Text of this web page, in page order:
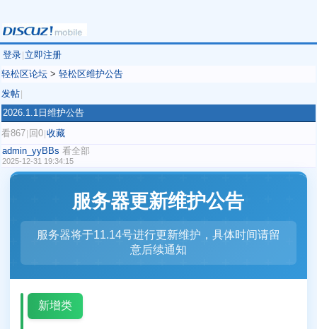
登录 立即注册
轻松区论坛 > 轻松区维护公告
发帖
2026.1.1日维护公告
看867 回0 收藏
admin_yyBBs 看全部
2025-12-31 19:34:15
服务器更新维护公告
服务器将于11.14号进行更新维护，具体时间请留
意后续通知
新增类